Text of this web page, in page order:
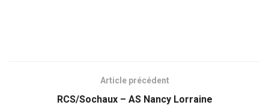
Article précédent
RCS/Sochaux – AS Nancy Lorraine